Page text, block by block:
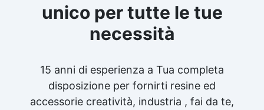
unico per tutte le tue
necessità
15 anni di esperienza a Tua completa
disposizione per fornirti resine ed
accessorie creatività, industria , fai da te,